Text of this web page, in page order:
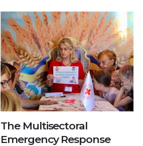
The Multisectoral
Emergency Response